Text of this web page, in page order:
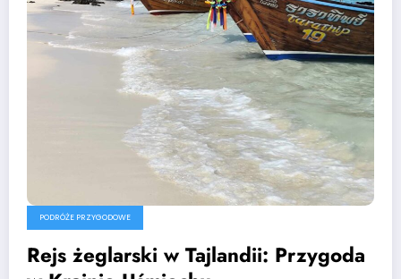
PODRÓŻE PRZYGODOWE
Rejs żeglarski w Tajlandii: Przygoda